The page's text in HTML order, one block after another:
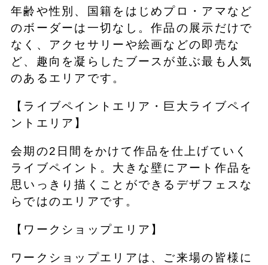
年齢や性別、国籍をはじめプロ・アマなど
のボーダーは一切なし。作品の展示だけで
なく、アクセサリーや絵画などの即売な
ど、趣向を凝らしたブースが並ぶ最も人気
のあるエリアです。
【ライブペイントエリア・巨大ライブペイ
ントエリア】
会期の2日間をかけて作品を仕上げていく
ライブペイント。大きな壁にアート作品を
思いっきり描くことができるデザフェスな
らではのエリアです。
【ワークショップエリア】
ワークショップエリアは、ご来場の皆様に